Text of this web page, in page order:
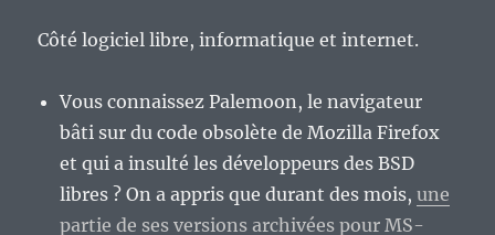
ratée
Mozilla
?
Côté logiciel libre, informatique et internet.
Vous connaissez Palemoon, le navigateur
bâti sur du code obsolète de Mozilla Firefox
et qui a insulté les développeurs des BSD
libres ? On a appris que durant des mois,une
partie de ses versions archivées pour MS-